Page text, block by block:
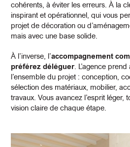
cohérents, à éviter les erreurs. À la
inspirant et opérationnel, qui vous
projet de décoration ou
mais avec une base solide.
À l’inverse, l’accompagnement
préférez déléguer. L’agence
l’ensemble du projet : conception,
sélection des matériaux, mobilier,
travaux. Vous avancez l’esprit léger,
vision claire de chaque étape.